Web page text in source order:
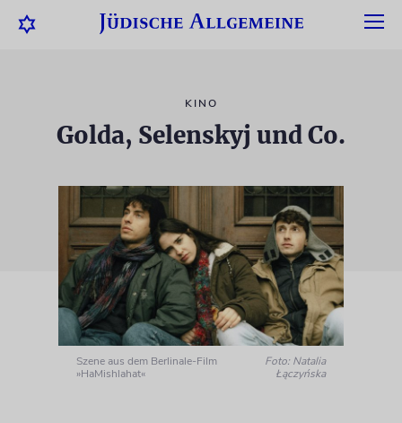
KINO
Golda, Selenskyj und Co.
Szene aus dem Berlinale-Film
»HaMishlahat«
Foto: Natalia
Łączyńska